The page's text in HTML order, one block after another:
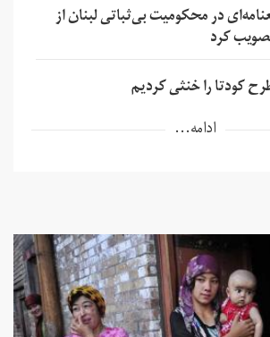
در محکومیت بی‌ثباتی لبنان از
کرد
کودتا را خنثی کردیم
ادامه...